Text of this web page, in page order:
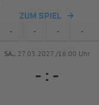
ZUM SPIEL
- - - -
SA.. 27.03.2027 /16:00 Uhr
- : -